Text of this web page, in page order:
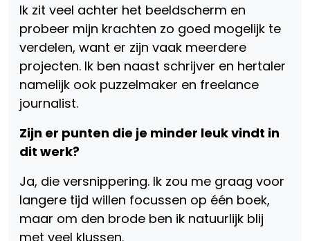
Ik zit veel achter het beeldscherm en
probeer mijn krachten zo goed mogelijk te
verdelen, want er zijn vaak meerdere
projecten. Ik ben naast schrijver en hertaler
namelijk ook puzzelmaker en freelance
journalist.
Zijn er punten die je minder leuk vindt in
dit werk?
Ja, die versnippering. Ik zou me graag voor
langere tijd willen focussen op één boek,
maar om den brode ben ik natuurlijk blij
met veel klussen.